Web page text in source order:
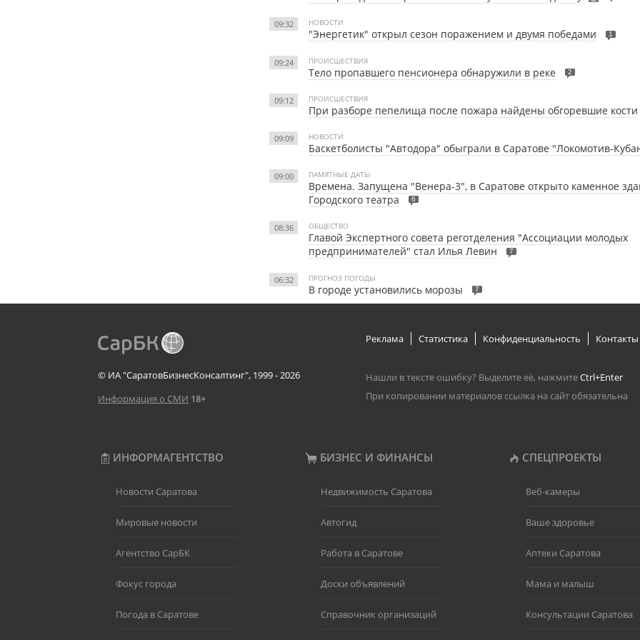
09:32 НОВОСТИ
"Энергетик" открыл сезон поражением и двумя победами 1
09:24 ПРОИСШЕСТВИЯ
Тело пропавшего пенсионера обнаружили в реке 2
09:12 ПРОИСШЕСТВИЯ
При разборе пепелища после пожара найдены обгоревшие кости
09:09 НОВОСТИ
Баскетболисты "Автодора" обыграли в Саратове "Локомотив-
09:00 ПАМЯТНЫЕ ДАТЫ
Времена. Запущена "Венера-3", в Саратове открыто каменное
Городского театра
6
08:36 ОБЩЕСТВО
Главой Экспертного совета реготделения "Ассоциации молодых
предпринимателей" стал Илья Левин
7
06:32 ПРОГНОЗ ПОГОДЫ
В городе установились морозы 7
© ИА "СаратовБизнесКонсалтинг", 1999 - 2026
Информация о СМИ 18+
Реклама Статистика Конфиденциальность Контакты
Нашли в тексте ошибку? Выделите её, нажмитеCtrl+Enter
При копировании материалов ссылка на сайт обязательна
ИНФОРМАГЕНТСТВО БИЗНЕС И ФИНАНСЫ СПЕЦПРОЕКТЫ
Новости Саратова
Мировые новости
Агентство СарБК
Фокус города
Погода в Саратове
Недвижимость Саратова
Автогид
Работа в Саратове
Доски объявлений
Справочник организаций
Веб-камеры
Ваше здоровье
Аптеки Саратова
Мама и малыш
Консультации Саратова